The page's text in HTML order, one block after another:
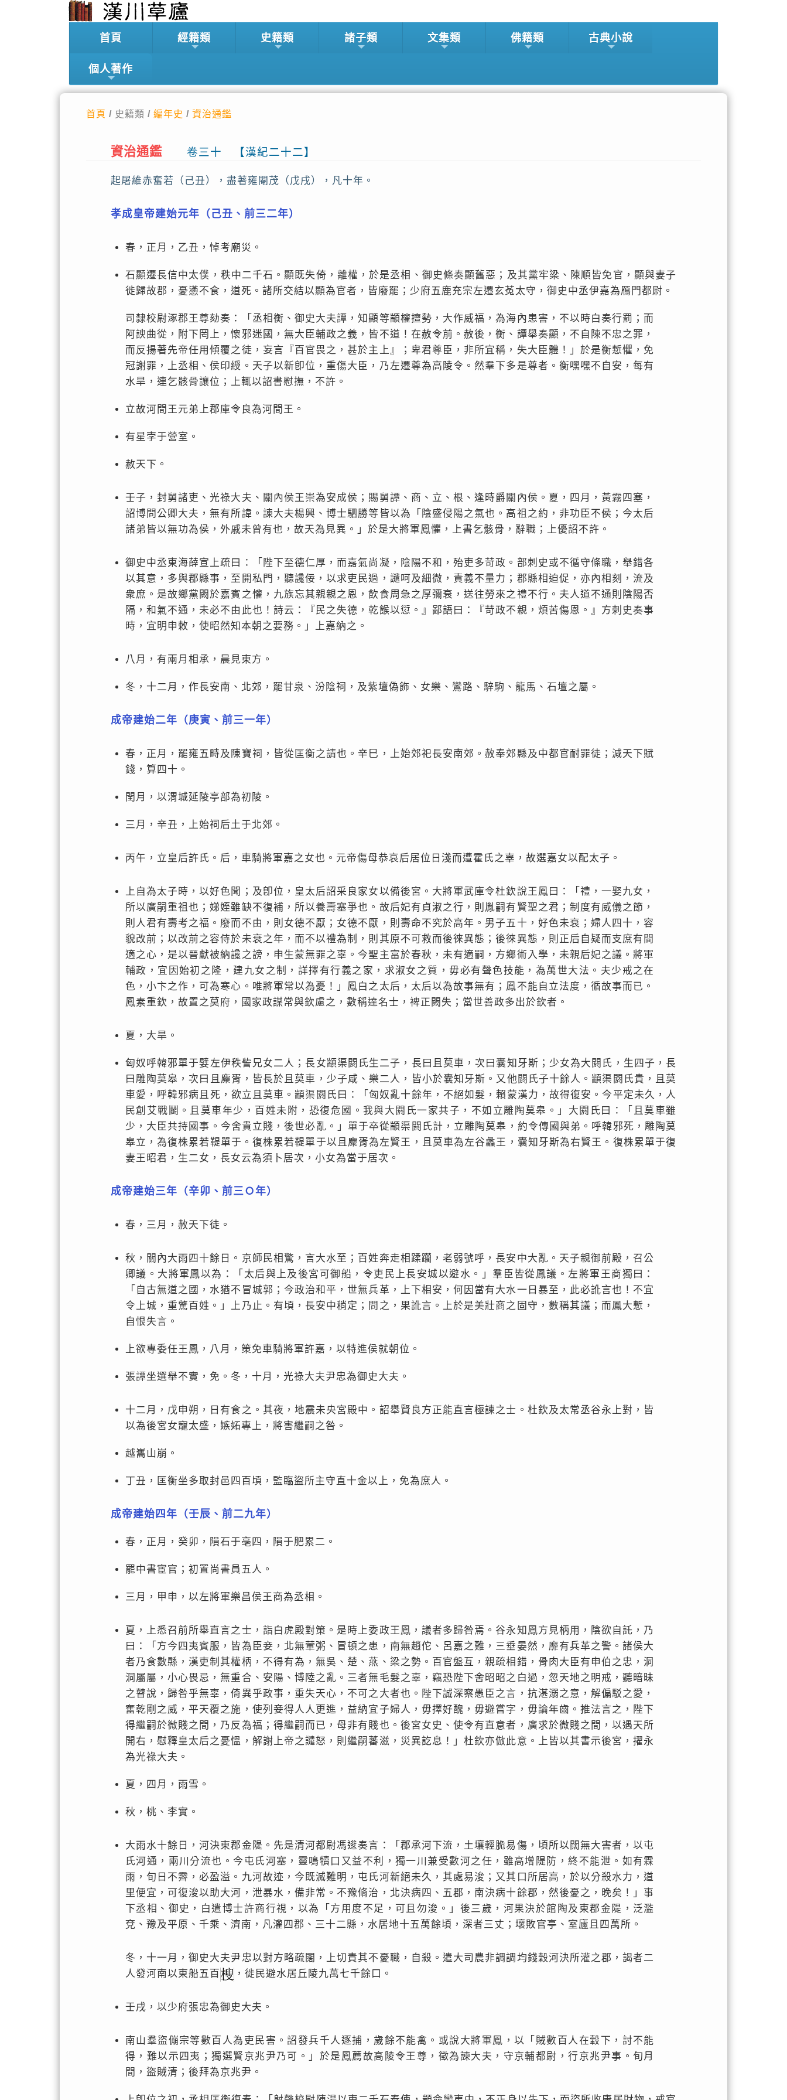
首頁 經籍類 史籍類 諸子類 文集類 佛籍類 古典小說
個人著作
首頁 / 史籍類 / 編年史 / 資治通鑑
資治通鑑 卷三十 【漢紀二十二】
起屠維赤奮若（己丑），盡著雍閹茂（戊戌），凡十年。
孝成皇帝建始元年（己丑、前三二年）
春，正月，乙丑，悼考廟災。
石顯遷長信中太僕，秩中二千石。顯既失倚，離權，於是丞相、御史條奏顯舊惡；及其黨牢梁、陳順皆免官，顯與妻子
徙歸故郡，憂懣不食，道死。諸所交結以顯為官者，皆廢罷；少府五鹿充宗左遷玄菟太守，御史中丞伊嘉為鴈門都尉。
司隸校尉涿郡王尊劾奏：「丞相衡、御史大夫譚，知顯等顓權擅勢，大作威福，為海內患害，不以時白奏行罰；而
阿諛曲從，附下罔上，懷邪迷國，無大臣輔政之義，皆不道！在赦令前。赦後，衡、譚舉奏顯，不自陳不忠之罪，
而反揚著先帝任用傾覆之徒，妄言『百官畏之，甚於主上』；卑君尊臣，非所宜稱，失大臣體！」於是衡慙懼，免
冠謝罪，上丞相、侯印綬。天子以新卽位，重傷大臣，乃左遷尊為高陵令。然羣下多是尊者。衡嘿嘿不自安，每有
水旱，連乞骸骨讓位；上輒以詔書慰撫，不許。
立故河間王元弟上郡庫令良為河間王。
有星孛于營室。
赦天下。
壬子，封舅諸吏、光祿大夫、關內侯王崇為安成侯；賜舅譚、商、立、根、逢時爵關內侯。夏，四月，黃霧四塞，
詔博問公卿大夫，無有所諱。諫大夫楊興、博士駟勝等皆以為「陰盛侵陽之氣也。高祖之約，非功臣不侯；今太后
諸弟皆以無功為侯，外戚未曾有也，故天為見異。」於是大將軍鳳懼，上書乞骸骨，辭職；上優詔不許。
御史中丞東海薛宣上疏曰：「陛下至德仁厚，而嘉氣尚凝，陰陽不和，殆吏多苛政。部刺史或不循守條職，舉錯各
以其意，多與郡縣事，至開私門，聽讒佞，以求吏民過，譴呵及細微，責義不量力；郡縣相迫促，亦內相刻，流及
衆庶。是故鄉黨闕於嘉賓之懽，九族忘其親親之恩，飲食周急之厚彌衰，送往勞來之禮不行。夫人道不通則陰陽否
隔，和氣不通，未必不由此也！詩云：『民之失德，乾餱以愆。』鄙語曰：『苛政不親，煩苦傷恩。』方刺史奏事
時，宜明申敕，使昭然知本朝之要務。」上嘉納之。
八月，有兩月相承，晨見東方。
冬，十二月，作長安南、北郊，罷甘泉、汾陰祠，及紫壇偽飾、女樂、鸞路、騂駒、龍馬、石壇之屬。
成帝建始二年（庚寅、前三一年）
春，正月，罷雍五畤及陳寶祠，皆從匡衡之請也。辛巳，上始郊祀長安南郊。赦奉郊縣及中都官耐罪徒；減天下賦
錢，算四十。
閏月，以渭城延陵亭部為初陵。
三月，辛丑，上始祠后土于北郊。
丙午，立皇后許氏。后，車騎將軍嘉之女也。元帝傷母恭哀后居位日淺而遭霍氏之辜，故選嘉女以配太子。
上自為太子時，以好色聞；及卽位，皇太后詔采良家女以備後宮。大將軍武庫令杜欽說王鳳曰：「禮，一娶九女，
所以廣嗣重祖也；娣姪雖缺不復補，所以養壽塞爭也。故后妃有貞淑之行，則胤嗣有賢聖之君；制度有威儀之節，
則人君有壽考之福。廢而不由，則女德不厭；女德不厭，則壽命不究於高年。男子五十，好色未衰；婦人四十，容
貌改前；以改前之容侍於未衰之年，而不以禮為制，則其原不可救而後徠異態；後徠異態，則正后自疑而支庶有間
適之心，是以晉獻被納讒之謗，申生蒙無罪之辜。今聖主富於春秋，未有適嗣，方鄉術入學，未親后妃之議。將軍
輔政，宜因始初之隆，建九女之制，詳擇有行義之家，求淑女之質，毋必有聲色技能，為萬世大法。夫少戒之在
色，小卞之作，可為寒心。唯將軍常以為憂！」鳳白之太后，太后以為故事無有；鳳不能自立法度，循故事而已。
鳳素重欽，故置之莫府，國家政謀常與欽慮之，數稱達名士，裨正闕失；當世善政多出於欽者。
夏，大旱。
匈奴呼韓邪單于嬖左伊秩訾兄女二人；長女顓渠閼氏生二子，長曰且莫車，次曰囊知牙斯；少女為大閼氏，生四子，長
曰雕陶莫皋，次曰且麋胥，皆長於且莫車，少子咸、樂二人，皆小於囊知牙斯。又他閼氏子十餘人。顓渠閼氏貴，且莫
車愛，呼韓邪病且死，欲立且莫車。顓渠閼氏曰：「匈奴亂十餘年，不絕如髮，賴蒙漢力，故得復安。今平定未久，人
民創艾戰鬬。且莫車年少，百姓未附，恐復危國。我與大閼氏一家共子，不如立雕陶莫皋。」大閼氏曰：「且莫車雖
少，大臣共持國事。今舍貴立賤，後世必亂。」單于卒從顓渠閼氏計，立雕陶莫皋，約令傳國與弟。呼韓邪死，雕陶莫
皋立，為復株累若鞮單于。復株累若鞮單于以且麋胥為左賢王，且莫車為左谷蠡王，囊知牙斯為右賢王。復株累單于復
妻王昭君，生二女，長女云為須卜居次，小女為當于居次。
成帝建始三年（辛卯、前三Ｏ年）
春，三月，赦天下徒。
秋，關內大雨四十餘日。京師民相驚，言大水至；百姓奔走相蹂躪，老弱號呼，長安中大亂。天子親御前殿，召公
卿議。大將軍鳳以為：「太后與上及後宮可御船，令吏民上長安城以避水。」羣臣皆從鳳議。左將軍王商獨曰：
「自古無道之國，水猶不冒城郭；今政治和平，世無兵革，上下相安，何因當有大水一日暴至，此必訛言也！不宜
令上城，重驚百姓。」上乃止。有頃，長安中稍定；問之，果訛言。上於是美壯商之固守，數稱其議；而鳳大慙，
自恨失言。
上欲專委任王鳳，八月，策免車騎將軍許嘉，以特進侯就朝位。
張譚坐選舉不實，免。冬，十月，光祿大夫尹忠為御史大夫。
十二月，戊申朔，日有食之。其夜，地震未央宮殿中。詔舉賢良方正能直言極諫之士。杜欽及太常丞谷永上對，皆
以為後宮女寵太盛，嫉妬專上，將害繼嗣之咎。
越巂山崩。
丁丑，匡衡坐多取封邑四百頃，監臨盜所主守直十金以上，免為庶人。
成帝建始四年（壬辰、前二九年）
春，正月，癸卯，隕石于亳四，隕于肥累二。
罷中書宦官；初置尚書員五人。
三月，甲申，以左將軍樂昌侯王商為丞相。
夏，上悉召前所舉直言之士，詣白虎殿對策。是時上委政王鳳，議者多歸咎焉。谷永知鳳方見柄用，陰欲自託，乃
曰：「方今四夷賓服，皆為臣妾，北無葷粥、冒頓之患，南無趙佗、呂嘉之難，三垂晏然，靡有兵革之警。諸侯大
者乃食數縣，漢吏制其權柄，不得有為，無吳、楚、燕、梁之勢。百官盤互，親疏相錯，骨肉大臣有申伯之忠，洞
洞屬屬，小心畏忌，無重合、安陽、博陸之亂。三者無毛髮之辜，竊恐陛下舍昭昭之白過，忽天地之明戒，聽暗昧
之瞽說，歸咎乎無辜，倚異乎政事，重失天心，不可之大者也。陛下誠深察愚臣之言，抗湛溺之意，解偏駁之愛，
奮乾剛之威，平天覆之施，使列妾得人人更進，益納宜子婦人，毋擇好醜，毋避嘗字，毋論年齒。推法言之，陛下
得繼嗣於微賤之間，乃反為福；得繼嗣而已，母非有賤也。後宮女史、使令有直意者，廣求於微賤之間，以遇天所
開右，慰釋皇太后之憂慍，解謝上帝之譴怒，則繼嗣蕃滋，災異訖息！」杜欽亦倣此意。上皆以其書示後宮，擢永
為光祿大夫。
夏，四月，雨雪。
秋，桃、李實。
大雨水十餘日，河決東郡金隄。先是清河都尉馮逡奏言：「郡承河下流，土壤輕脆易傷，頃所以闊無大害者，以屯
氏河通，兩川分流也。今屯氏河塞，靈鳴犢口又益不利，獨一川兼受數河之任，雖高增隄防，終不能泄。如有霖
雨，旬日不霽，必盈溢。九河故迹，今既滅難明，屯氏河新絕未久，其處易浚；又其口所居高，於以分殺水力，道
里便宜，可復浚以助大河，泄暴水，備非常。不豫脩治，北決病四、五郡，南決病十餘郡，然後憂之，晚矣！」事
下丞相、御史，白遣博士許商行視，以為「方用度不足，可且勿浚。」後三歲，河果決於館陶及東郡金隄，泛濫
兗、豫及平原、千乘、濟南，凡灌四郡、三十二縣，水居地十五萬餘頃，深者三丈；壞敗官亭、室廬且四萬所。
冬，十一月，御史大夫尹忠以對方略疏闊，上切責其不憂職，自殺。遣大司農非調調均錢穀河決所灌之郡，謁者二
人發河南以東船五百
，徙民避水居丘陵九萬七千餘口。
壬戌，以少府張忠為御史大夫。
南山羣盜傰宗等數百人為吏民害。詔發兵千人逐捕，歲餘不能禽。或說大將軍鳳，以「賊數百人在轂下，討不能
得，難以示四夷；獨選賢京兆尹乃可。」於是鳳薦故高陵令王尊，徵為諫大夫，守京輔都尉，行京兆尹事。旬月
間，盜賊清；後拜為京兆尹。